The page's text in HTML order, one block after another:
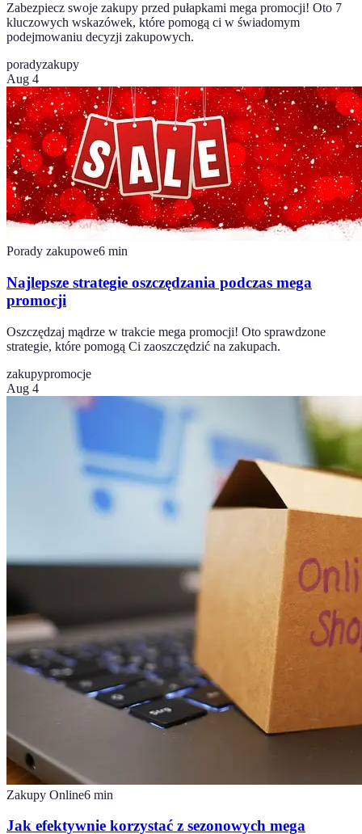
Zabezpiecz swoje zakupy przed pułapkami mega promocji! Oto 7
kluczowych wskazówek, które pomogą ci w świadomym
podejmowaniu decyzji zakupowych.
poradyzakupy
Aug 4
Porady zakupowe6 min
Najlepsze strategie oszczędzania podczas mega
promocji
Oszczędzaj mądrze w trakcie mega promocji! Oto sprawdzone
strategie, które pomogą Ci zaoszczędzić na zakupach.
zakupypromocje
Aug 4
Zakupy Online6 min
Jak efektywnie korzystać z sezonowych mega